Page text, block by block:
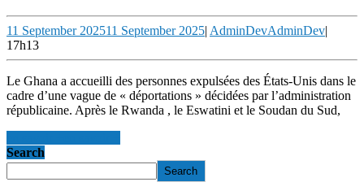
11 September 202511 September 2025| AdminDevAdminDev|
17h13
Le Ghana a accueilli des personnes expulsées des États-Unis dans le
cadre d’une vague de « déportations » décidées par l’administration
républicaine. Après le Rwanda , le Eswatini et le Soudan du Sud,
Search
Search